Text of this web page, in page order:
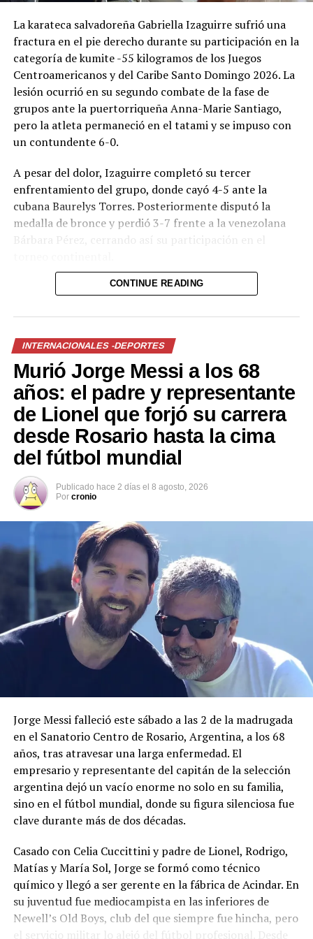
PULMÓN PERFORADO
RIFLE TENNESSEE
UP NEXT
El Real Madrid pone en venta Eden Hazard
DON'T MISS
¡Se alejan del liderato! Real Madrid igualó 0-0 con
Getafe por la fecha 33 de La Liga
La karateca salvadoreña Gabriella Izaguirre sufrió una
fractura en el pie derecho durante su participación en la
categoría de kumite -55 kilogramos de los Juegos
Centroamericanos y del Caribe Santo Domingo 2026. La
lesión ocurrió en su segundo combate de la fase de
grupos ante la puertorriqueña Anna-Marie Santiago,
pero la atleta permaneció en el tatami y se impuso con
un contundente 6-0.
A pesar del dolor, Izaguirre completó su tercer
enfrentamiento del grupo, donde cayó 4-5 ante la
cubana Baurelys Torres. Posteriormente disputó la
medalla de bronce y perdió 3-7 frente a la venezolana
Bárbara Pérez, cerrando así su participación en el
Al finalizar la jornada, la karateca confirmó el
fractura en el pie derecho en mi segunda pelea, y a pesar
de eso seguí peleando… traté de no quejarme y lo di
todo, pero no fue suficiente… volveré más fuerte”,
escribió desde el hospital.
La jornada también dejó otra baja para el karate
salvadoreño: Jorge Merino se retiró de la categoría -84
CONTINUE READING
INTERNACIONALES -DEPORTES
Murió Jorge Messi a los 68
años: el padre y representante
de Lionel que forjó su carrera
desde Rosario hasta la cima
del fútbol mundial
Publicado hace 2 días el 8 agosto, 2026
Por cronio
Jorge Messi falleció este sábado a las 2 de la madrugada
en el Sanatorio Centro de Rosario, Argentina, a los 68
años, tras atravesar una larga enfermedad. El
empresario y representante del capitán de la selección
argentina dejó un vacío enorme no solo en su familia,
sino en el fútbol mundial, donde su figura silenciosa fue
clave durante más de dos décadas.
Casado con Celia Cuccittini y padre de Lionel, Rodrigo,
Matías y María Sol, Jorge se formó como técnico
químico y llegó a ser gerente en la fábrica de Acindar. En
su juventud fue mediocampista en las inferiores de
Newell’s Old Boys, club del que siempre fue hincha, pero
el servicio militar lo alejó del fútbol profesional. Desde